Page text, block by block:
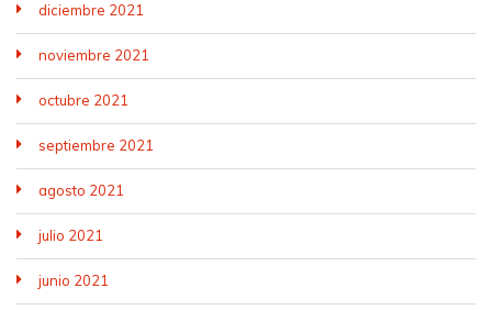
diciembre 2021
noviembre 2021
octubre 2021
septiembre 2021
agosto 2021
julio 2021
junio 2021